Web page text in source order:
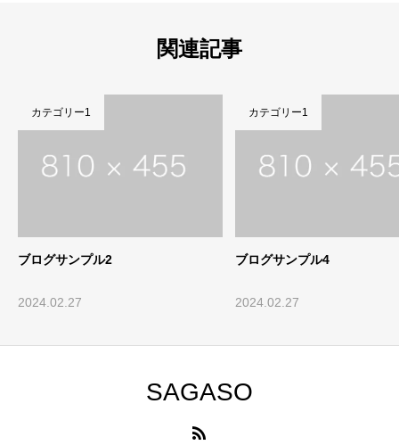
関連記事
ブログサンプル2
2024.02.27
カテゴリー1
ブログサンプル4
2024.02.27
カテゴリー1
SAGASO